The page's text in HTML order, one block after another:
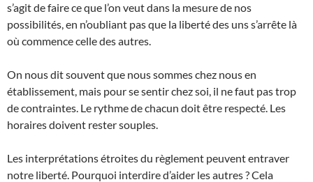
s’agit de faire ce que l’on veut dans la mesure de nos
possibilités, en n’oubliant pas que la liberté des uns s’arrête là
où commence celle des autres.
On nous dit souvent que nous sommes chez nous en
établissement, mais pour se sentir chez soi, il ne faut pas trop
de contraintes. Le rythme de chacun doit être respecté. Les
horaires doivent rester souples.
Les interprétations étroites du règlement peuvent entraver
notre liberté. Pourquoi interdire d’aider les autres ? Cela